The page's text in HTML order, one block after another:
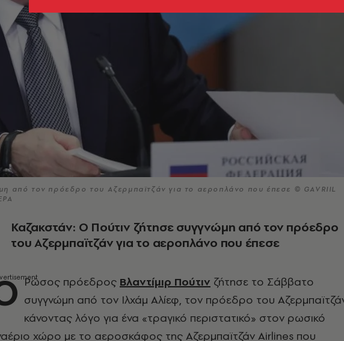
από τον πρόεδρο του Αζερμπαϊτζάν για το αεροπλάνο που έπεσε © GAVRIIL
Καζακστάν: Ο Πούτιν ζήτησε συγγνώμη από τον πρόεδρο
του Αζερμπαϊτζάν για το αεροπλάνο που έπεσε
Ρώσος πρόεδρος Βλαντίμιρ Πούτιν ζήτησε το Σάββατο
συγγνώμη από τον Ιλχάμ Αλίεφ, τον πρόεδρο του
κάνοντας λόγο για ένα «τραγικό περιστατικό» στον ρωσικό
χώρο με το αεροσκάφος της Αζερμπαϊτζάν Airlines που